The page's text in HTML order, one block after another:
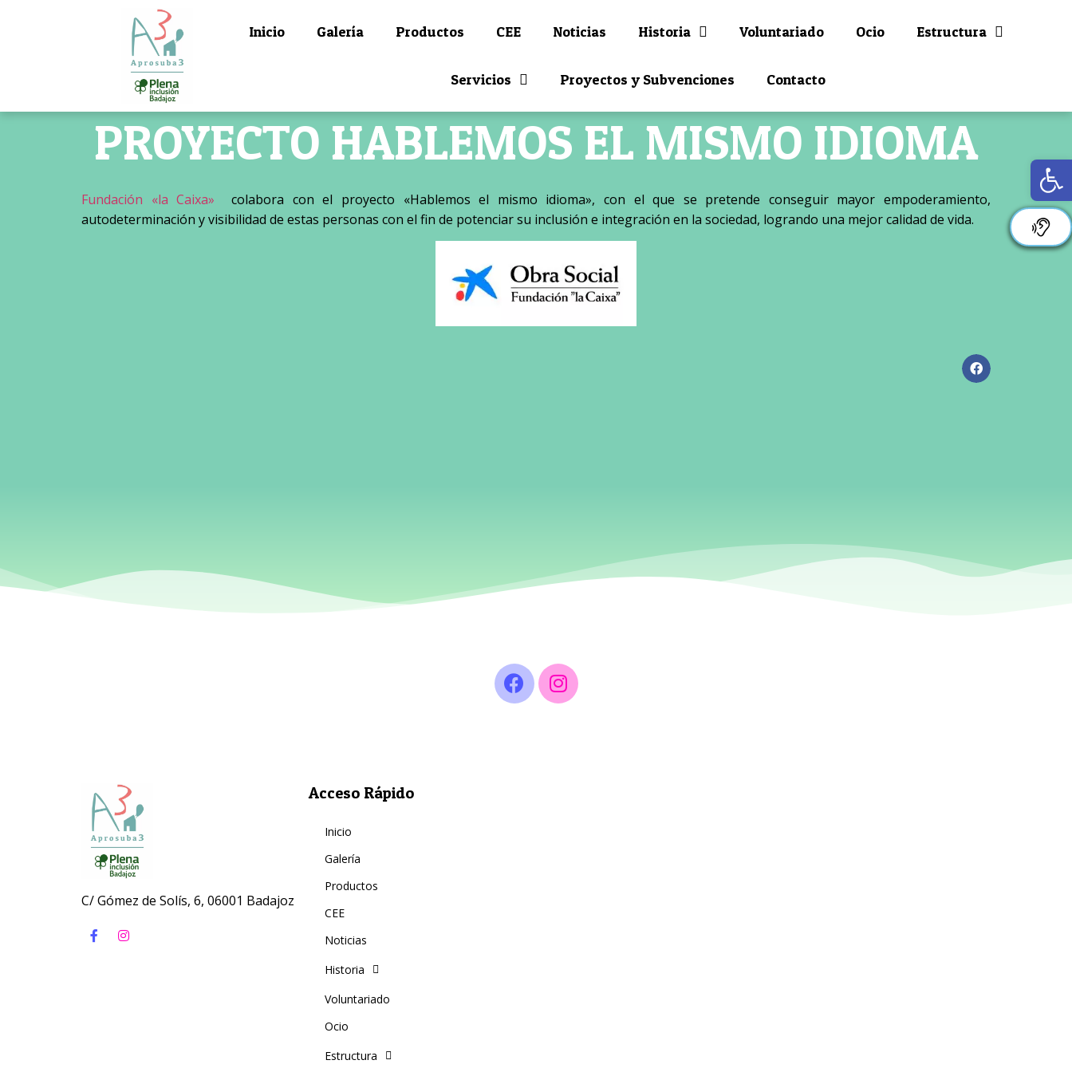
Inicio Galería Productos CEE Noticias Historia Voluntariado Ocio Estructura
Servicios Proyectos y Subvenciones Contacto
PROYECTO HABLEMOS EL MISMO IDIOMA
Fundación «la Caixa» colabora con el proyecto «Hablemos el mismo idioma», con el que se pretende conseguir mayor empoderamiento,
autodeterminación y visibilidad de estas personas con el fin de potenciar su inclusión e integración en la sociedad, logrando una mejor calidad de vida.
C/ Gómez de Solís, 6, 06001 Badajoz
Acceso Rápido
Inicio
Galería
Productos
CEE
Noticias
Historia
Voluntariado
Ocio
Estructura